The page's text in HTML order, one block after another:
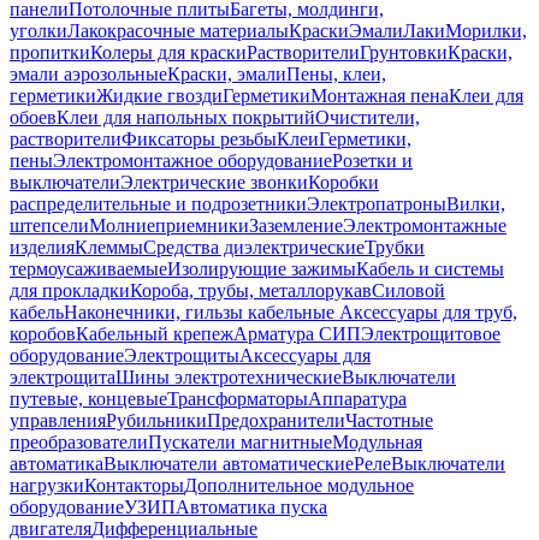
панелиПотолочные плитыБагеты, молдинги,
уголкиЛакокрасочные материалыКраскиЭмалиЛакиМорилки,
пропиткиКолеры для краскиРастворителиГрунтовкиКраски,
эмали аэрозольныеКраски, эмалиПены, клеи,
герметикиЖидкие гвоздиГерметикиМонтажная пенаКлеи для
обоевКлеи для напольных покрытийОчистители,
растворителиФиксаторы резьбыКлеиГерметики,
пеныЭлектромонтажное оборудованиеРозетки и
выключателиЭлектрические звонкиКоробки
распределительные и подрозетникиЭлектропатроныВилки,
штепселиМолниеприемникиЗаземлениеЭлектромонтажные
изделияКлеммыСредства диэлектрическиеТрубки
термоусаживаемыеИзолирующие зажимыКабель и системы
для прокладкиКороба, трубы, металлорукавСиловой
кабельНаконечники, гильзы кабельные Аксессуары для труб,
коробовКабельный крепежАрматура СИПЭлектрощитовое
оборудованиеЭлектрощитыАксессуары для
электрощитаШины электротехническиеВыключатели
путевые, концевыеТрансформаторыАппаратура
управленияРубильникиПредохранителиЧастотные
преобразователиПускатели магнитныеМодульная
автоматикаВыключатели автоматическиеРелеВыключатели
нагрузкиКонтакторыДополнительное модульное
оборудованиеУЗИПАвтоматика пуска
двигателяДифференциальные